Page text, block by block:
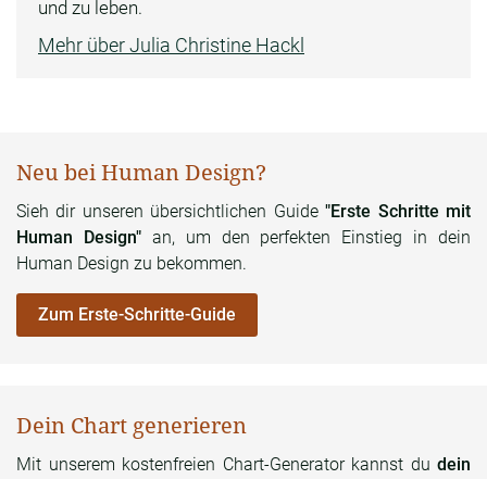
und zu leben.
Mehr über Julia Christine Hackl
Neu bei Human Design?
Sieh dir unseren übersichtlichen Guide"Erste Schritte mit
Human Design"an, um den perfekten Einstieg in dein
Human Design zu bekommen.
Zum Erste-Schritte-Guide
Dein Chart generieren
Mit unserem kostenfreien Chart-Generator kannst du dein